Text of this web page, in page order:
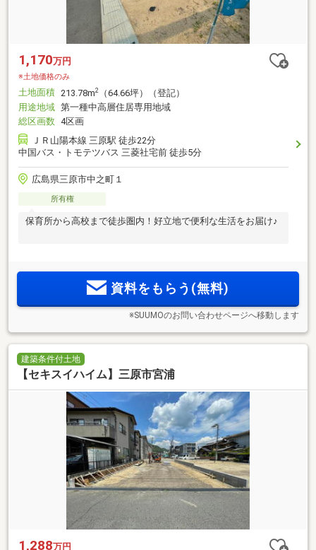
1,170万円
※土地価格のみ
土地面積 213.78m2
（64.66坪）（登記）
用途地域 第一種中高層住居専用地域
総区画数 4区画
ＪＲ山陽本線 三原駅 徒歩22分
中国バス・トモテツバス 三菱社宅前 徒歩5分
広島県三原市中之町１
所有権
保育所から高校まで徒歩圏内！好立地で便利な生活をお届け♪
資料をもらう(無料)
※SUUMOのお問い合わせページへ移動します
建築条件付土地
【セキスイハイム】三原市宮浦
1,288万円